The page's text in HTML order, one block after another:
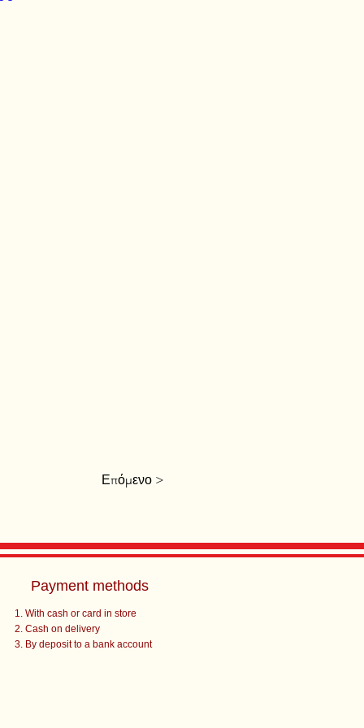
Επόμενο >
Payment methods
With cash or card in store
Cash on delivery
By deposit to a bank account